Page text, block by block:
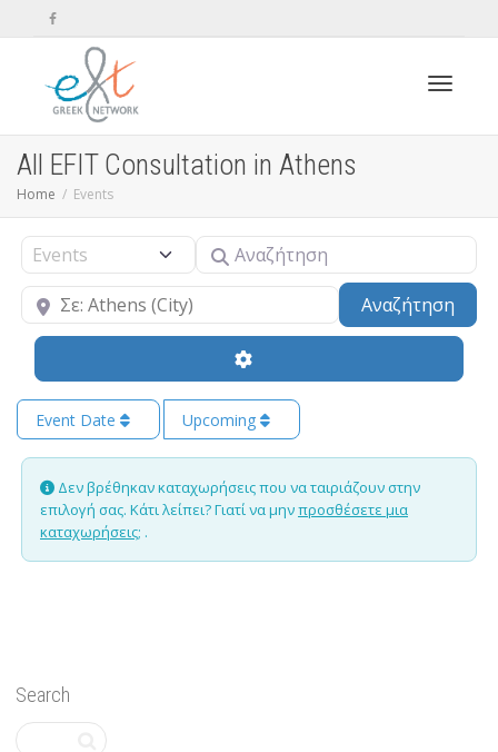
All EFIT Consultation in Athens
Home Events
Select search type Αναζήτηση
Κοντά Αναζήτηση
Event Date Upcoming
Δεν βρέθηκαν καταχωρήσεις που να ταιριάζουν στην
επιλογή σας. Κάτι λείπει? Γιατί να μηνπροσθέσετε μια
καταχωρήσεις; .
Search